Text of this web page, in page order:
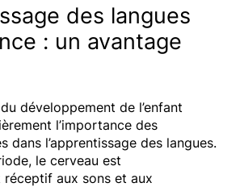
des langues
: un avantage
développement de l’enfant
l’importance des
dans l’apprentissage des langues.
le cerveau est
aux sons et aux